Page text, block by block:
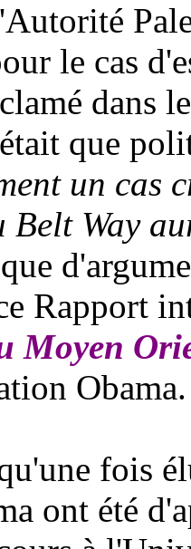
le cas
dans
que
un cas
Way
Rapport
Moyen
Obama.
fois
ont été